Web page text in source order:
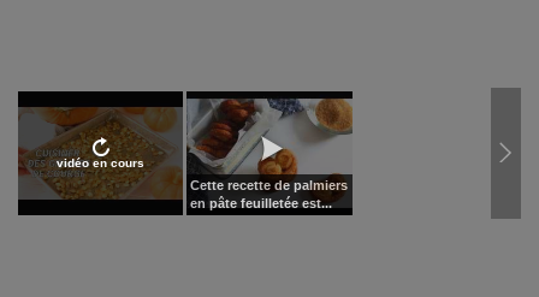
vidéo en cours
Cette recette de palmiers
en pâte feuilletée est...